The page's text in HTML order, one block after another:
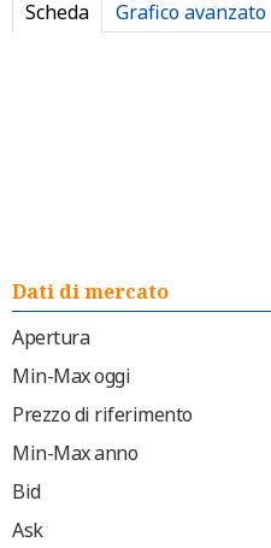
Scheda Grafico avanzato
Dati di mercato
Apertura
Min-Max oggi
Prezzo di riferimento
Min-Max anno
Bid
Ask